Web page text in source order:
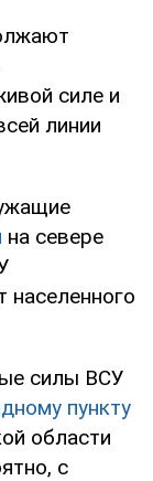
силе и
линии
на севере
населенного
силы ВСУ
пункту
области
с